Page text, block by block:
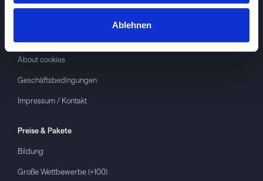
Ablehnen
About cookies
Geschäftsbedingungen
Impressum / Kontakt
Preise & Pakete
Bildung
Große Wettbewerbe (+100)